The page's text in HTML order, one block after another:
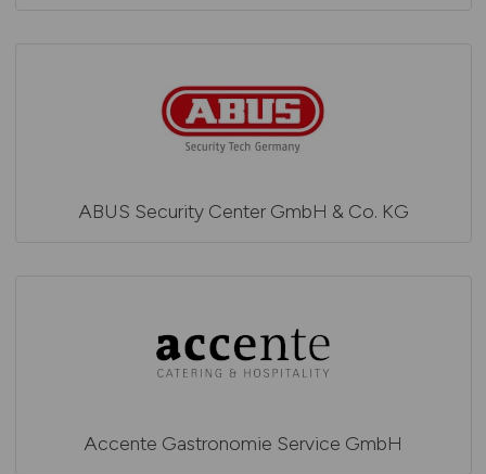
ABUS Security Center GmbH & Co. KG
Accente Gastronomie Service GmbH